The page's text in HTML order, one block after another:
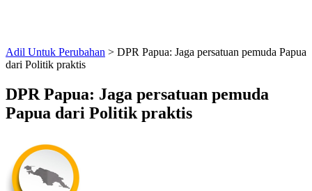
Adil Untuk Perubahan > DPR Papua: Jaga persatuan pemuda Papua
dari Politik praktis
DPR Papua: Jaga persatuan pemuda
Papua dari Politik praktis